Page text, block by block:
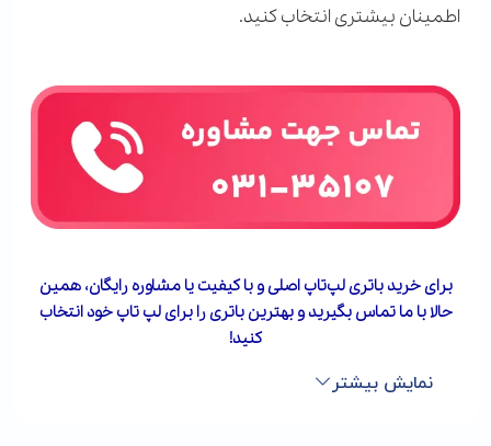
اطمینان بیشتری انتخاب کنید.
برای خرید باتری لپ‌تاپ اصلی و با کیفیت یا مشاوره رایگان، همین
حالا با ما تماس بگیرید و بهترین باتری را برای لپ تاپ خود انتخاب
کنید!
نمایش بیشتر